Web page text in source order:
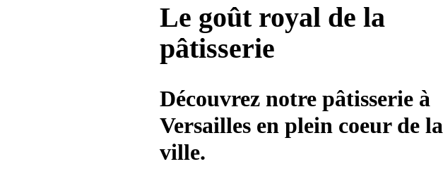
Le goût royal de la
pâtisserie
Découvrez notre pâtisserie à
Versaillesen plein coeur de la
ville.